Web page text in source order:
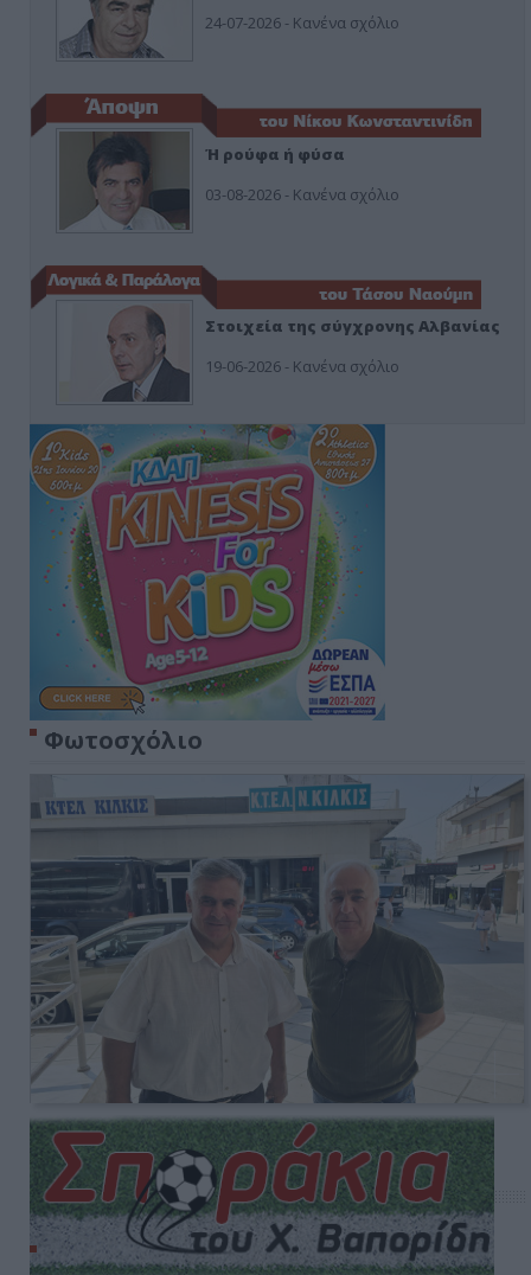
24-07-2026 - Κανένα σχόλιο
Ή ρούφα ή φύσα
03-08-2026 - Κανένα σχόλιο
Στοιχεία της σύγχρονης Αλβανίας
19-06-2026 - Κανένα σχόλιο
Φωτοσχόλιο